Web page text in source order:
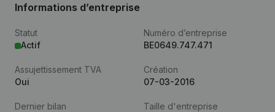
Informations d’entreprise
Statut
Actif
Numéro d’entreprise
BE0649.747.471
Assujettissement TVA
Oui
Création
07-03-2016
Dernier bilan
Taille d'entreprise